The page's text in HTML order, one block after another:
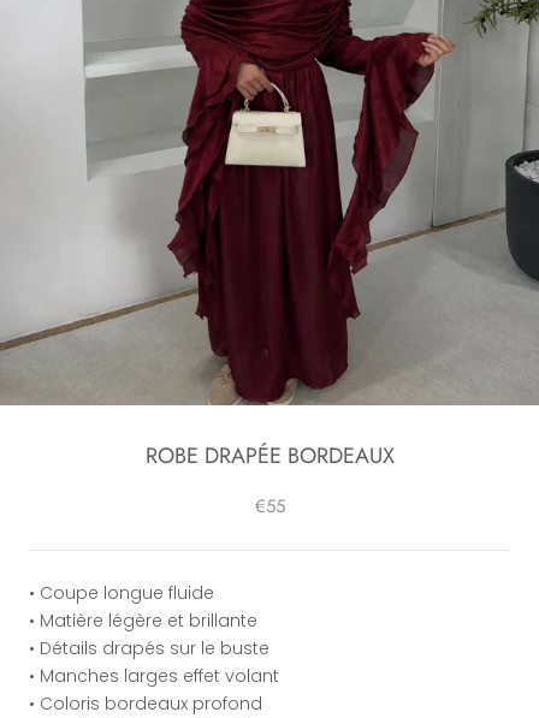
ROBE DRAPÉE BORDEAUX
€55
• Coupe longue fluide
• Matière légère et brillante
• Détails drapés sur le buste
• Manches larges effet volant
• Coloris bordeaux profond